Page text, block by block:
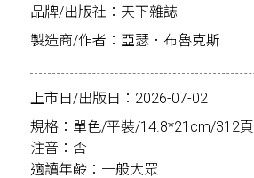
品牌/出版社：天下雜誌
製造商/作者：亞瑟．布魯克斯
上市日/出版日：2026-07-02
規格：單色/平裝/14.8*21cm/312頁
注音：否
適讀年齡：一般大眾